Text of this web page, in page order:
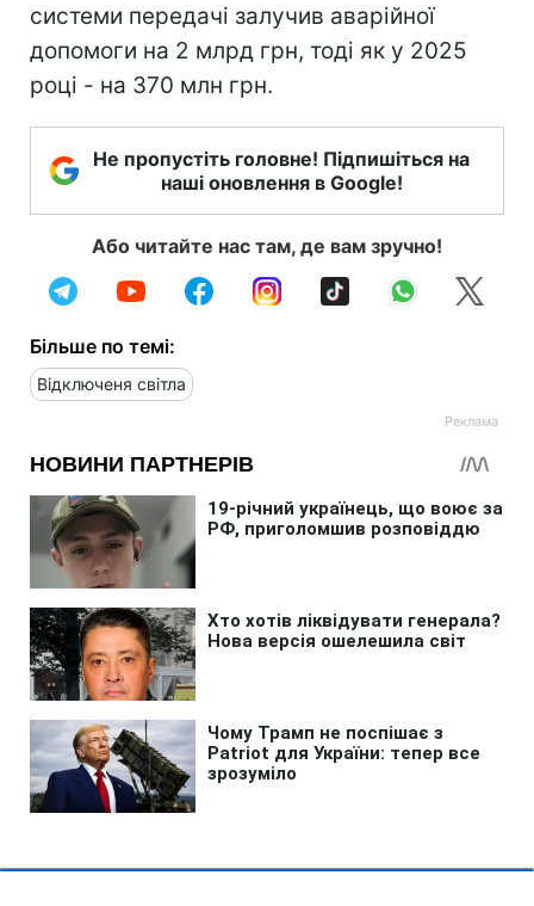
системи передачі залучив аварійної
допомоги на 2 млрд грн, тоді як у 2025
році - на 370 млн грн.
Не пропустіть головне! Підпишіться на
наші оновлення в Google!
Або читайте нас там, де вам зручно!
Більше по темі:
Відключеня світла